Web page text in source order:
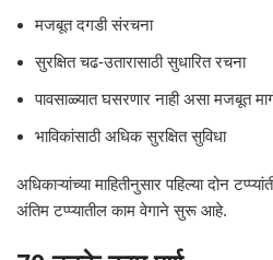
मजबूत दगडी संरचना
सुरक्षित चढ-उतारासाठी सुधारित रचना
पावसाळ्यात घसरणार नाही असा मजबूत
भाविकांसाठी अधिक सुरक्षित सुविधा
अधिकाऱ्यांच्या माहितीनुसार पहिल्या दोन
अंतिम टप्प्यातील काम वेगाने सुरू आहे.